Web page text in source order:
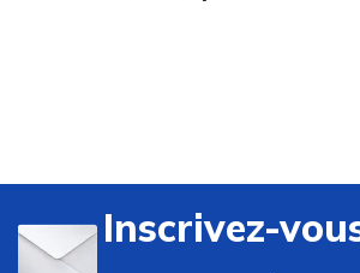
Inscrivez-